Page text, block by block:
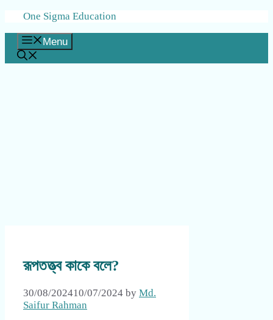
Skip
content
One Sigma Education
Menu
রূপতত্ত্ব কাকে বলে?
30/08/202410/07/2024 by Md.
Saifur Rahman